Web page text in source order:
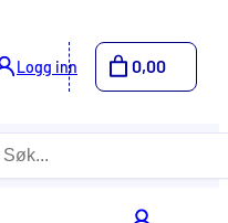
Logg inn 0,00